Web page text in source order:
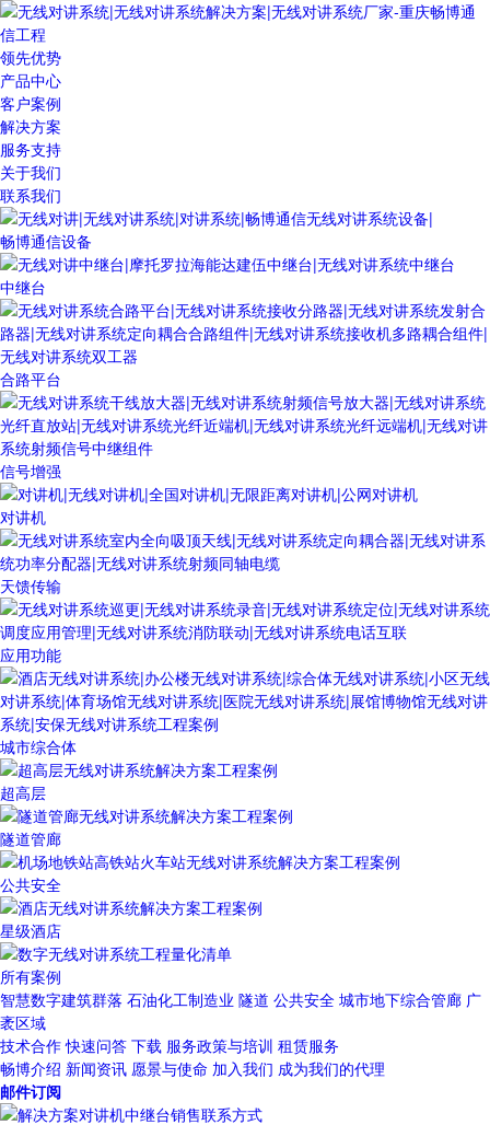
领先优势
产品中心
客户案例
解决方案
服务支持
关于我们
联系我们
畅博通信设备
中继台
合路平台
信号增强
对讲机
天馈传输
应用功能
城市综合体
超高层
隧道管廊
公共安全
星级酒店
所有案例
智慧数字建筑群落 石油化工制造业 隧道 公共安全 城市地下综合管廊 广
袤区域
技术合作 快速问答 下载 服务政策与培训 租赁服务
畅博介绍 新闻资讯 愿景与使命 加入我们 成为我们的代理
邮件订阅